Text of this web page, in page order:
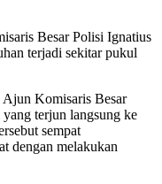
Besar Polisi Ignatius
terjadi sekitar pukul
Komisaris Besar
terjun langsung ke
sempat
dengan melakukan